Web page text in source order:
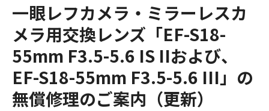
一眼レフカメラ・ミラーレスカ
メラ用交換レンズ「EF-S18-
55mm F3.5-5.6 IS IIおよび、
EF-S18-55mm F3.5-5.6 III」の
無償修理のご案内（更新）